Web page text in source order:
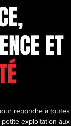
ET
répondre à toutes
exploitation